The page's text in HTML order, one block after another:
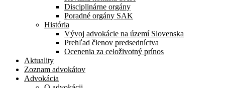
Disciplinárne orgány
Poradné orgány SAK
História
Vývoj advokácie na území Slovenska
Prehľad členov predsedníctva
Ocenenia za celoživotný prínos
Aktuality
Zoznam advokátov
Advokácia